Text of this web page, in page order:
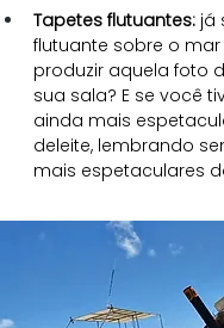
Tapetes flutuantes: já
flutuante sobre o mar
produzir aquela foto
sua sala? E se você
ainda mais
deleite, lembrando
mais espetaculares